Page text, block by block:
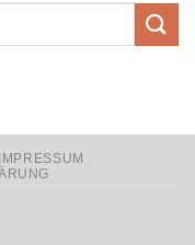
IMPRESSUM